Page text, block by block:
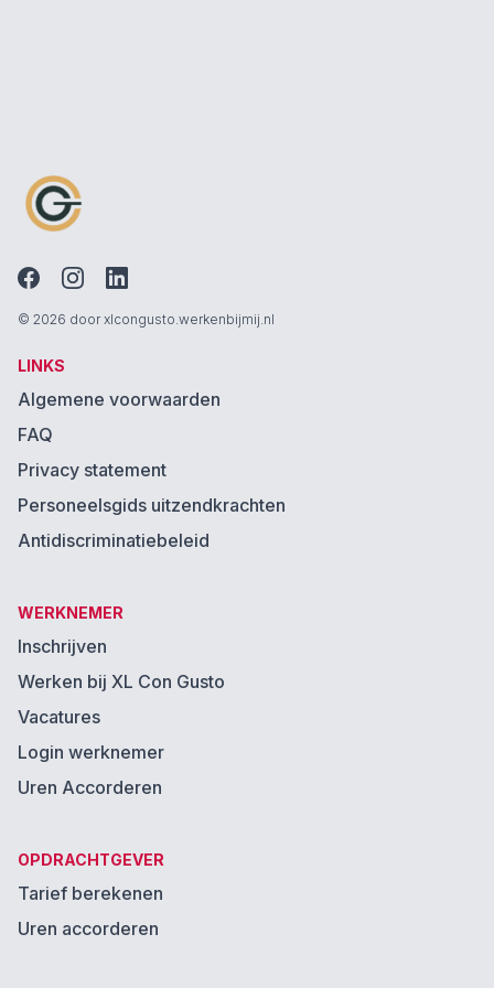
© 2026 door xlcongusto.werkenbijmij.nl
LINKS
Algemene voorwaarden
FAQ
Privacy statement
Personeelsgids uitzendkrachten
Antidiscriminatiebeleid
WERKNEMER
Inschrijven
Werken bij XL Con Gusto
Vacatures
Login werknemer
Uren Accorderen
OPDRACHTGEVER
Tarief berekenen
Uren accorderen